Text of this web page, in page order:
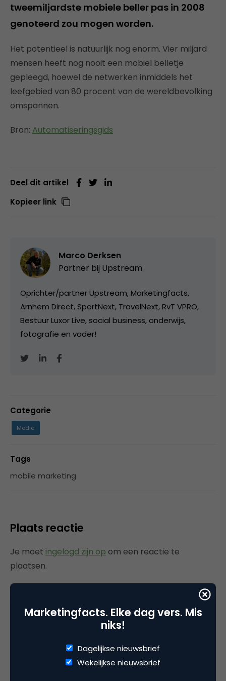
tweemiljardste mobiele beller pas in 2008
genoteerd zou mogen worden.
Het potentieel is natuurlijk nog enorm. Vier miljard
mensen heeft nog nooit een mobiel belletje
gepleegd, hoewel de netwerken inmiddels het
leefgebied van 80 procent van de wereldbevolking
omspannen.
Bron: Automatiseringsgids
Deel dit artikel
Kopieer link
Marco Derksen
Partner bij Upstream
Oprichter/partner Upstream, Marketingfacts,
Arnhem Direct, SportNext, TravelNext, RvT VPRO,
Bestuur Luxor Live, social business, onderwijs,
fotografie en vader!
Categorie
Media
Tags
mobile marketing
Plaats reactie
Je moet ingelogd zijn op om een reactie te
plaatsen.
Gerelateerde artikelen
Marketingfacts Zomercheck –
Vita Kovalenko
Marketingfacts. Elke dag vers. Mis
niks!
Dagelijkse nieuwsbrief
Wekelijkse nieuwsbrief